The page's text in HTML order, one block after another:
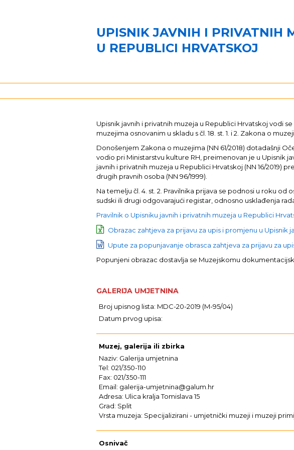
UPISNIK JAVNIH I PRIVATNIH
U REPUBLICI HRVATSKOJ
Upisnik javnih i privatnih muzeja u Republici Hrvatskoj vodi
muzejima osnovanim u skladu s čl. 18. st. 1. i 2. Zakona o
Donošenjem Zakona o muzejima (NN 61/2018) dotadašnji
vodio pri Ministarstvu kulture RH, preimenovan je u Upisnik
javnih i privatnih muzeja u Republici Hrvatskoj (NN 16/2019)
drugih pravnih osoba (NN 96/1999).
Na temelju čl. 4. st. 2. Pravilnika prijava se podnosi u roku
sudski ili drugi odgovarajući registar, odnosno usklađenja
Pravilnik o Upisniku javnih i privatnih muzeja u Republici
Obrazac zahtjeva za prijavu za upis i promjenu u Upisnik
Upute za popunjavanje obrasca zahtjeva za prijavu za
Popunjeni obrazac dostavlja se Muzejskomu
GALERIJA UMJETNINA
Broj upisnog lista: MDC-20-2019 (M-95/04)
Datum prvog upisa:
Muzej, galerija ili zbirka
Naziv: Galerija umjetnina
Tel: 021/350-110
Fax: 021/350-111
Email: galerija-umjetnina@galum.hr
Adresa: Ulica kralja Tomislava 15
Grad: Split
Vrsta muzeja: Specijalizirani - umjetnički muzeji i muzeji
Osnivač